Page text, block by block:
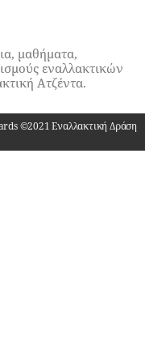
μαθήματα,
εναλλακτικών
Ατζέντα.
©2021 Εναλλακτική Δράση